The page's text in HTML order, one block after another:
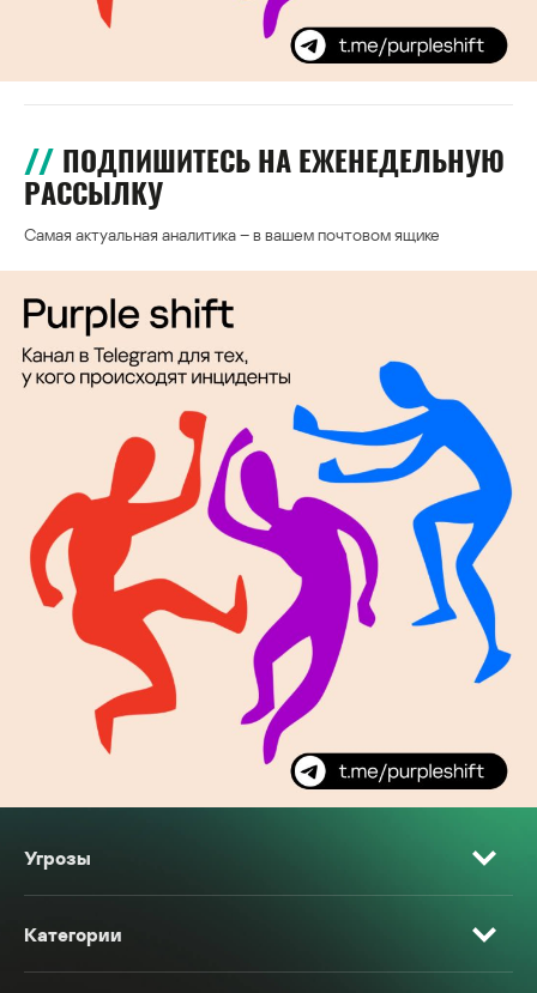
ПОДПИШИТЕСЬ НА ЕЖЕНЕДЕЛЬНУЮ
РАССЫЛКУ
Самая актуальная аналитика – в вашем почтовом ящике
Угрозы
Категории